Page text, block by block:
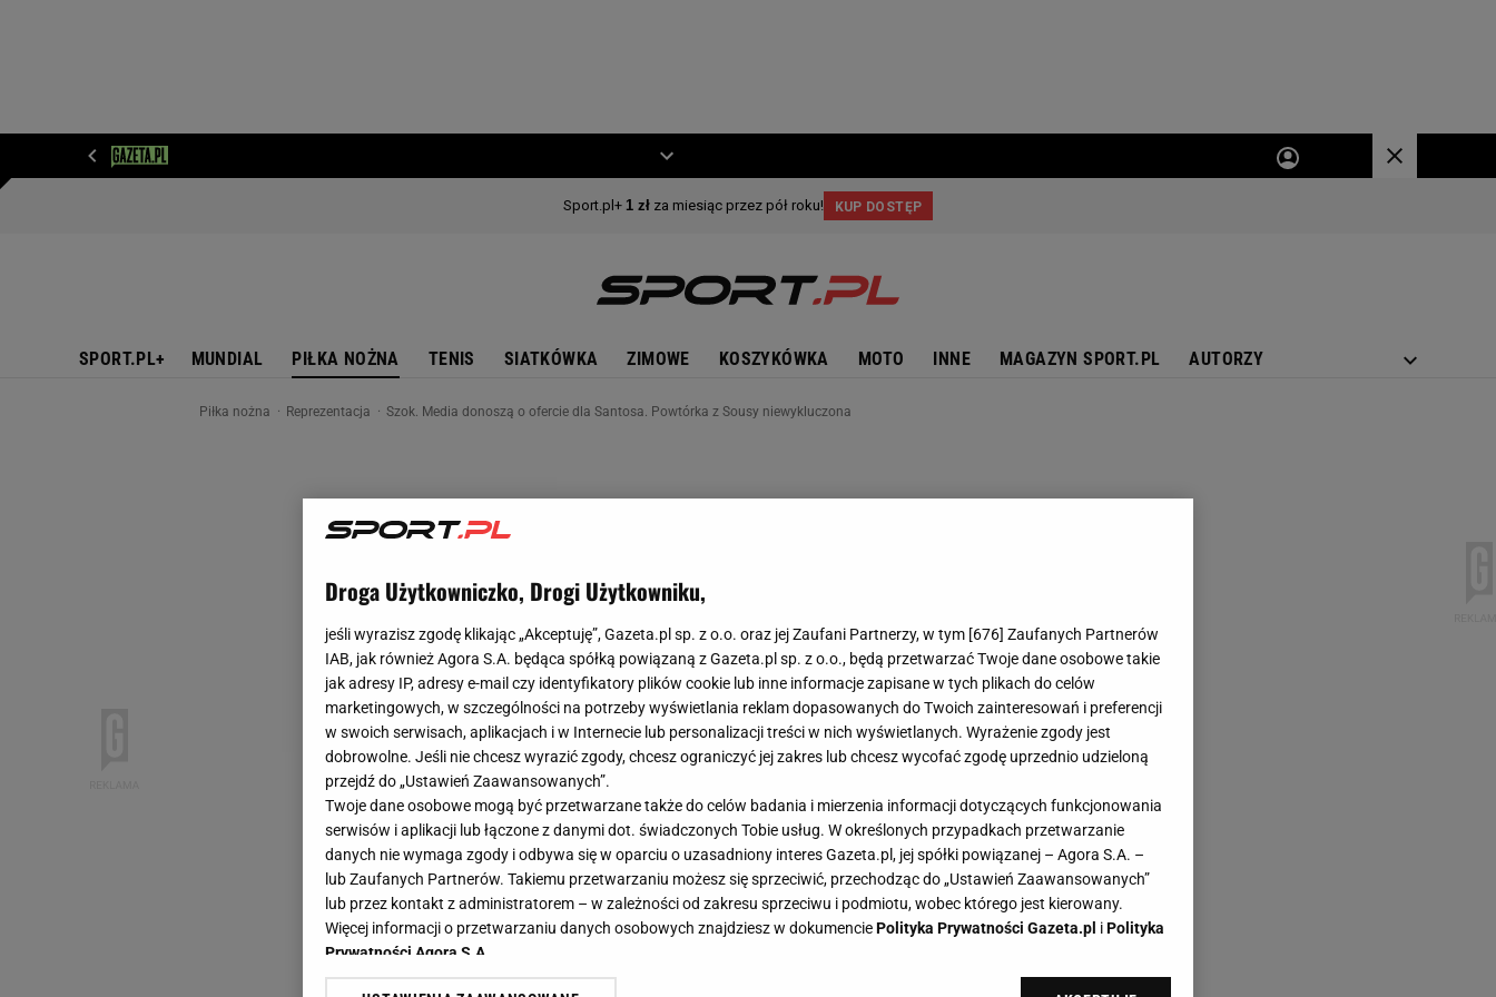
SPORT.PL+ MUNDIAL PIŁKA NOŻNA TENIS SIATKÓWKA ZIMOWE KOSZYKÓWKA MOTO INNE MAGAZYN SPORT.PL AUTORZY
Piłka nożna Reprezentacja Szok. Media donoszą o ofercie dla Santosa. Powtórka z Sousy niewykluczona
Droga Użytkowniczko, Drogi Użytkowniku,
jeśli wyrazisz zgodę klikając „Akceptuję”, Gazeta.pl sp. z o.o. oraz jej Zaufani Partnerzy, w tym [676] Zaufanych Partnerów
IAB, jak również Agora S.A. będąca spółką powiązaną z Gazeta.pl sp. z o.o., będą przetwarzać Twoje dane osobowe takie
jak adresy IP, adresy e-mail czy identyfikatory plików cookie lub inne informacje zapisane w tych plikach do celów
marketingowych, w szczególności na potrzeby wyświetlania reklam dopasowanych do Twoich zainteresowań i preferencji
w swoich serwisach, aplikacjach i w Internecie lub personalizacji treści w nich wyświetlanych. Wyrażenie zgody jest
dobrowolne. Jeśli nie chcesz wyrazić zgody, chcesz ograniczyć jej zakres lub chcesz wycofać zgodę uprzednio udzieloną
przejdź do „Ustawień Zaawansowanych”.
Twoje dane osobowe mogą być przetwarzane także do celów badania i mierzenia informacji dotyczących funkcjonowania
serwisów i aplikacji lub łączone z danymi dot. świadczonych Tobie usług. W określonych przypadkach przetwarzanie
danych nie wymaga zgody i odbywa się w oparciu o uzasadniony interes Gazeta.pl, jej spółki powiązanej – Agora S.A. –
lub Zaufanych Partnerów. Takiemu przetwarzaniu możesz się sprzeciwić, przechodząc do „Ustawień Zaawansowanych”
lub przez kontakt z administratorem – w zależności od zakresu sprzeciwu i podmiotu, wobec którego jest kierowany.
Więcej informacji o przetwarzaniu danych osobowych znajdziesz w dokumenciePolityka Prywatności Gazeta.pl iPolityka
Prywatności Agora S.A.